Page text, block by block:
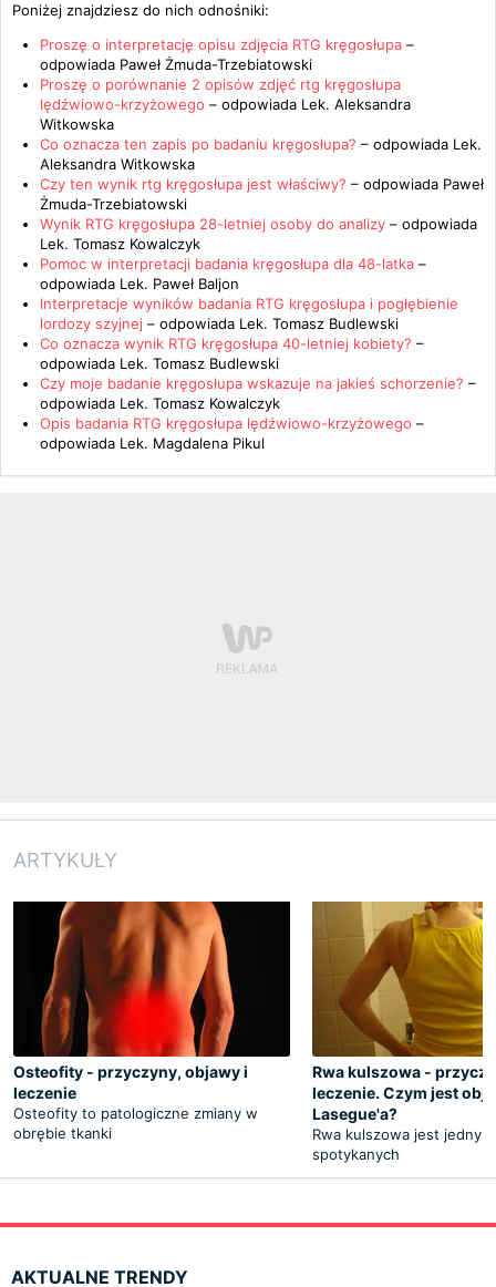
Poniżej znajdziesz do nich odnośniki:
Proszę o interpretację opisu zdjęcia RTG kręgosłupa –
odpowiada Paweł Żmuda-Trzebiatowski
Proszę o porównanie 2 opisów zdjęć rtg kręgosłupa
lędźwiowo-krzyżowego – odpowiada Lek. Aleksandra
Witkowska
Co oznacza ten zapis po badaniu kręgosłupa? – odpowiada Lek.
Aleksandra Witkowska
Czy ten wynik rtg kręgosłupa jest właściwy? – odpowiada Paweł
Żmuda-Trzebiatowski
Wynik RTG kręgosłupa 28-letniej osoby do analizy – odpowiada
Lek. Tomasz Kowalczyk
Pomoc w interpretacji badania kręgosłupa dla 48-latka –
odpowiada Lek. Paweł Baljon
Interpretacje wyników badania RTG kręgosłupa i pogłębienie
lordozy szyjnej – odpowiada Lek. Tomasz Budlewski
Co oznacza wynik RTG kręgosłupa 40-letniej kobiety? –
odpowiada Lek. Tomasz Budlewski
Czy moje badanie kręgosłupa wskazuje na jakieś schorzenie? –
odpowiada Lek. Tomasz Kowalczyk
Opis badania RTG kręgosłupa lędźwiowo-krzyżowego –
odpowiada Lek. Magdalena Pikul
ARTYKUŁY
Osteofity - przyczyny, objawy i
leczenie
Osteofity to patologiczne zmiany w
obrębie tkanki
Rwa kulszowa -
leczenie. Czym jest
Lasegue'a?
Rwa kulszowa jest
spotykanych
AKTUALNE TRENDY